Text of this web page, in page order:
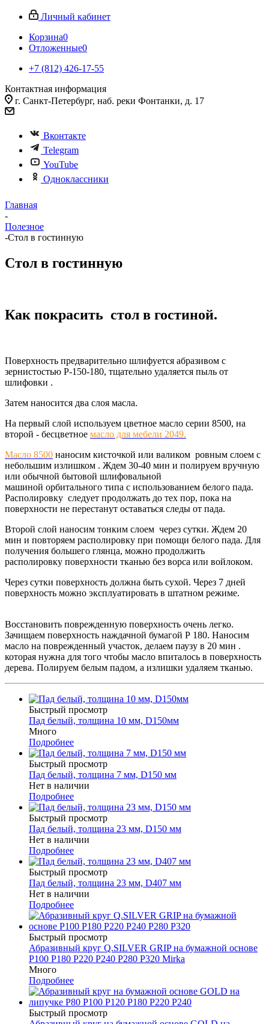
Личный кабинет
Корзина0
Отложенные0
+7 (812) 426-17-55
Контактная информация
г. Санкт-Петербург, наб. реки Фонтанки, д. 17
Вконтакте
Telegram
YouTube
Одноклассники
Главная
-
Полезное
-Стол в гостинную
Стол в гостинную
Как покрасить стол в гостиной.
Поверхность предварительно шлифуется абразивом с
зернистостью Р-150-180, тщательно удаляется пыль от
шлифовки .
Затем наносится два слоя масла.
На первый слой используем цветное масло серии 8500, на
второй - бесцветное масло для мебели 2049.
Масло 8500 наносим кисточкой или валиком ровным слоем с
небольшим излишком . Ждем 30-40 мин и полируем вручную
или обычной бытовой шлифовальной
машиной орбитального типа с использованием белого пада.
Располировку следует продолжать до тех пор, пока на
поверхности не перестанут оставаться следы от пада.
Второй слой наносим тонким слоем через сутки. Ждем 20
мин и повторяем располировку при помощи белого пада. Для
получения большего глянца, можно продолжить
располировку поверхности тканью без ворса или войлоком.
Через сутки поверхность должна быть сухой. Через 7 дней
поверхность можно эксплуатировать в штатном режиме.
Восстановить поврежденную поверхность очень легко.
Зачищаем поверхность наждачной бумагой Р 180. Наносим
масло на поврежденный участок, делаем паузу в 20 мин .
которая нужна для того чтобы масло впиталось в поверхность
дерева. Полируем белым падом, а излишки удаляем тканью.
Быстрый просмотр
Пад белый, толщина 10 мм, D150мм
Много
Подробнее
Быстрый просмотр
Пад белый, толщина 7 мм, D150 мм
Нет в наличии
Подробнее
Быстрый просмотр
Пад белый, толщина 23 мм, D150 мм
Нет в наличии
Подробнее
Быстрый просмотр
Пад белый, толщина 23 мм, D407 мм
Нет в наличии
Подробнее
Быстрый просмотр
Абразивный круг Q.SILVER GRIP на бумажной основе
P100 P180 P220 P240 P280 P320 Mirka
Много
Подробнее
Быстрый просмотр